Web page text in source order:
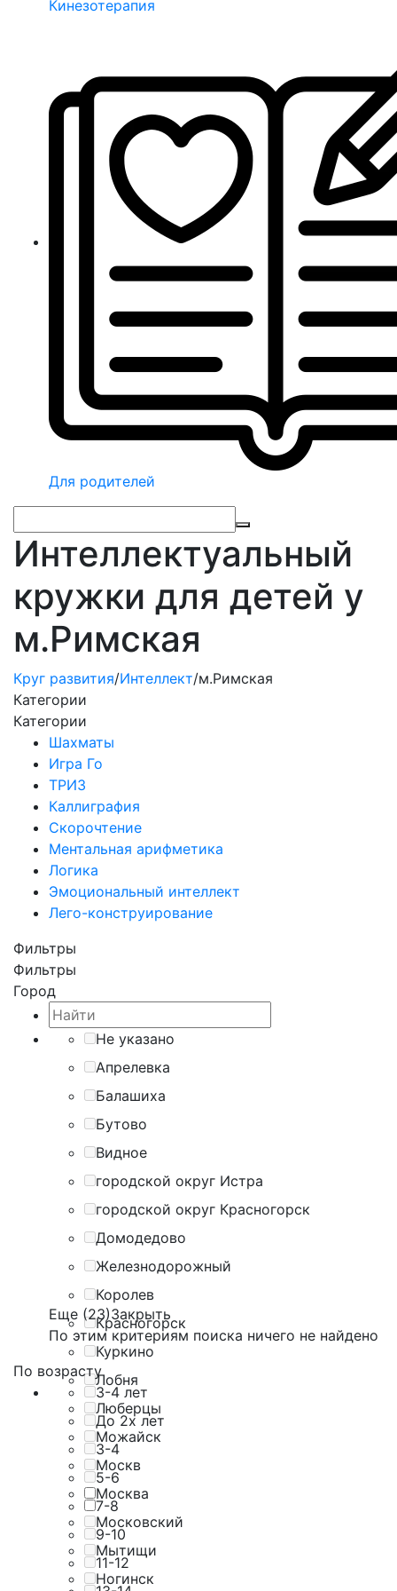
Кинезотерапия
Для родителей
Интеллектуальный
кружки для детей у
м.Римская
Круг развития/Интеллект/м.Римская
Категории
Категории
Шахматы
Игра Го
ТРИЗ
Каллиграфия
Скорочтение
Ментальная арифметика
Логика
Эмоциональный интеллект
Лего-конструирование
Фильтры
Фильтры
Город
Не указано
Апрелевка
Балашиха
Бутово
Видное
городской округ Истра
городской округ Красногорск
Домодедово
Железнодорожный
Королев
Красногорск
Куркино
Лобня
Люберцы
Можайск
Москв
Москва
Московский
Мытищи
Ногинск
Еще (23)Закрыть
По этим критериям поиска ничего не найдено
По возрасту
3-4 лет
До 2х лет
3-4
5-6
7-8
9-10
11-12